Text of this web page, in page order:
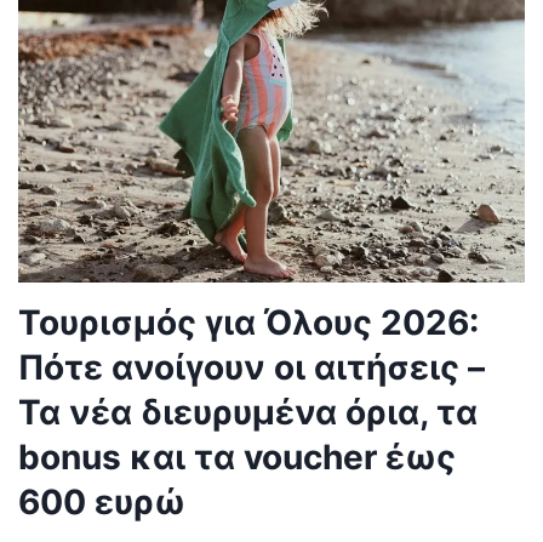
Τουρισμός για Όλους 2026:
Πότε ανοίγουν οι αιτήσεις –
Τα νέα διευρυμένα όρια, τα
bonus και τα voucher έως
600 ευρώ